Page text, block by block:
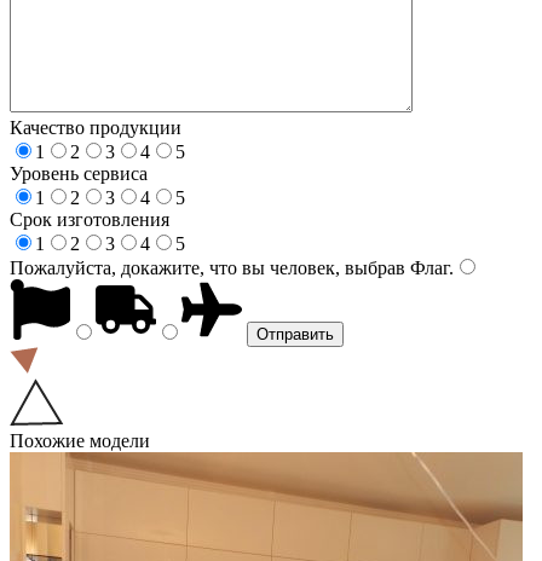
Качество продукции
1
2 3 4
5
Уровень сервиса
1
2 3 4
5
Срок изготовления
1
2 3 4
5
Пожалуйста, докажите, что вы человек, выбрав Флаг.
Похожие модели